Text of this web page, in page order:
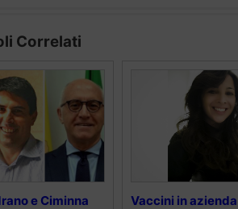
Correlati
e Ciminna
Vaccini in